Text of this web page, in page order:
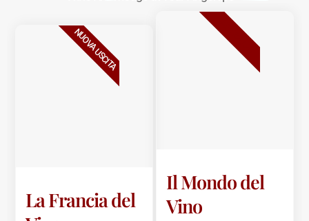
La Francia del
NUOVA USCITA
Il Mondo del
Vino
BESTSELLER